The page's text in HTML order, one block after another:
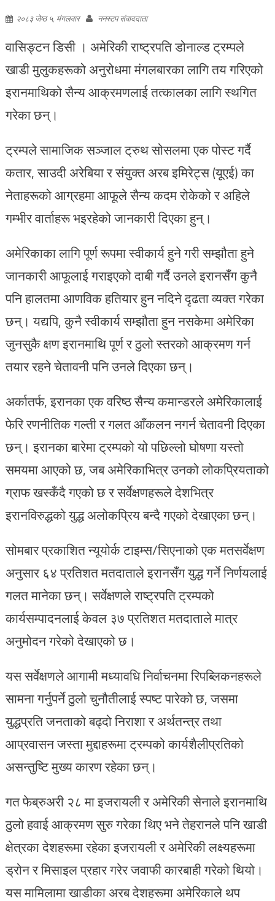
२०८३ जेष्ठ ५, मंगलवार ननस्टप संवाददाता
वासिङ्टन डिसी । अमेरिकी राष्ट्रपति डोनाल्ड ट्रम्पले
खाडी मुलुकहरूको अनुरोधमा मंगलबारका लागि तय गरिएको
इरानमाथिको सैन्य आक्रमणलाई तत्कालका लागि स्थगित
गरेका छन्।
ट्रम्पले सामाजिक सञ्जाल ट्रुथ सोसलमा एक पोस्ट गर्दै
कतार, साउदी अरेबिया र संयुक्त अरब इमिरेट्स (यूएई) का
नेताहरूको आग्रहमा आफूले सैन्य कदम रोकेको र अहिले
गम्भीर वार्ताहरू भइरहेको जानकारी दिएका हुन्।
अमेरिकाका लागि पूर्ण रूपमा स्वीकार्य हुने गरी सम्झौता हुने
जानकारी आफूलाई गराइएको दाबी गर्दै उनले इरानसँग कुनै
पनि हालतमा आणविक हतियार हुन नदिने दृढता व्यक्त गरेका
छन्। यद्यपि, कुनै स्वीकार्य सम्झौता हुन नसकेमा अमेरिका
जुनसुकै क्षण इरानमाथि पूर्ण र ठुलो स्तरको आक्रमण गर्न
तयार रहने चेतावनी पनि उनले दिएका छन्।
अर्कातर्फ, इरानका एक वरिष्ठ सैन्य कमान्डरले अमेरिकालाई
फेरि रणनीतिक गल्ती र गलत आँकलन नगर्न चेतावनी दिएका
छन्। इरानका बारेमा ट्रम्पको यो पछिल्लो घोषणा यस्तो
समयमा आएको छ, जब अमेरिकाभित्र उनको लोकप्रियताको
ग्राफ खस्कँदै गएको छ र सर्वेक्षणहरूले देशभित्र
इरानविरुद्धको युद्ध अलोकप्रिय बन्दै गएको देखाएका छन्।
सोमबार प्रकाशित न्यूयोर्क टाइम्स/सिएनाको एक मतसर्वेक्षण
अनुसार ६४ प्रतिशत मतदाताले इरानसँग युद्ध गर्ने निर्णयलाई
गलत मानेका छन्। सर्वेक्षणले राष्ट्रपति ट्रम्पको
कार्यसम्पादनलाई केवल ३७ प्रतिशत मतदाताले मात्र
अनुमोदन गरेको देखाएको छ।
यस सर्वेक्षणले आगामी मध्यावधि निर्वाचनमा रिपब्लिकनहरूले
सामना गर्नुपर्ने ठुलो चुनौतीलाई स्पष्ट पारेको छ, जसमा
युद्धप्रति जनताको बढ्दो निराशा र अर्थतन्त्र तथा
आप्रवासन जस्ता मुद्दाहरूमा ट्रम्पको कार्यशैलीप्रतिको
असन्तुष्टि मुख्य कारण रहेका छन्।
गत फेब्रुअरी २८ मा इजरायली र अमेरिकी सेनाले इरानमाथि
ठुलो हवाई आक्रमण सुरु गरेका थिए भने तेहरानले पनि खाडी
क्षेत्रका देशहरूमा रहेका इजरायली र अमेरिकी लक्ष्यहरूमा
ड्रोन र मिसाइल प्रहार गरेर जवाफी कारबाही गरेको थियो।
यस मामिलामा खाडीका अरब देशहरूमा अमेरिकाले थप